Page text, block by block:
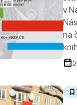
v
na